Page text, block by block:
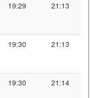
19:29 21:13
19:30 21:13
19:30 21:14